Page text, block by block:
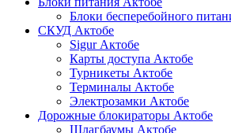
Блоки бесперебойного
СКУД Актобе
Sigur Актобе
Карты доступа Актобе
Турникеты Актобе
Терминалы Актобе
Электрозамки Актобе
Дорожные блокираторы Актобе
Шлагбаумы Актобе